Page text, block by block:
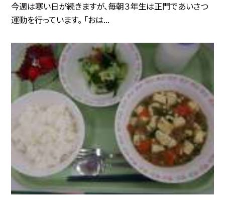
今週は寒い日が続きますが、毎朝３年生は正門であいさつ
運動を行っています。 「おは...